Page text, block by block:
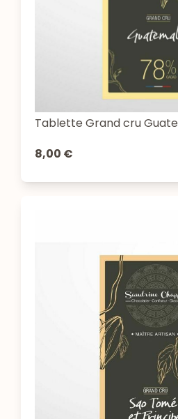
Tablette Grand cru
8,00 €